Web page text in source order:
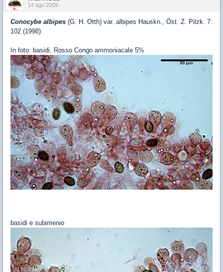
14 ago 2009
Conocybe albipes (G. H. Otth) var. albipes Hauskn., Öst. Z. Pilzk. 7:
102 (1998)
In foto: basidi, Rosso Congo ammoniacale 5%
basidi e subimenio